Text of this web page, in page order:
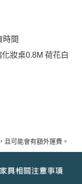
用戶狀況，依本公司即
，本公司將視審查結果
發現惡意使用之情形，
度並採取法律行動。
時間
妝桌0.8M 荷花白
且可能會有額外運費。